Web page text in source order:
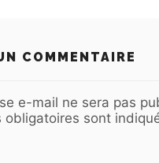
COMMENTAIRE
e-mail ne sera pas
obligatoires sont